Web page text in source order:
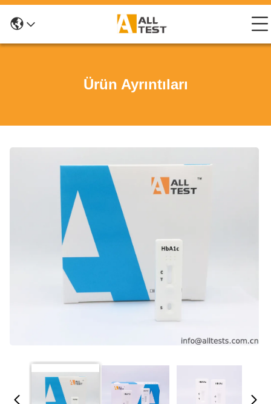
Ürün Ayrıntıları